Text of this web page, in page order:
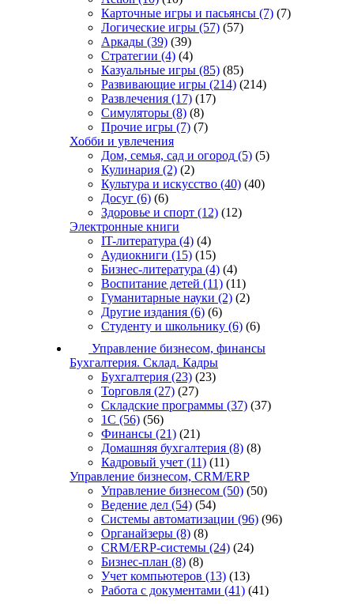
Карточные игры и пасьянсы (7) (7)
Логические игры (57) (57)
Аркады (39) (39)
Стратегии (4) (4)
Казуальные игры (85) (85)
Развивающие игры (214) (214)
Развлечения (17) (17)
Симуляторы (8) (8)
Прочие игры (7) (7)
Хобби и увлечения
Дом, семья, сад и огород (5) (5)
Кулинария (2) (2)
Культура и искусство (40) (40)
Досуг (6) (6)
Здоровье и спорт (12) (12)
Электронные книги
IT-литература (4) (4)
Аудиокниги (15) (15)
Бизнес-литература (4) (4)
Воспитание детей (11) (11)
Гуманитарные науки (2) (2)
Другие издания (6) (6)
Студенту и школьнику (6) (6)
Управление бизнесом, финансы
Бухгалтерия. Склад. Кадры
Бухгалтерия (23) (23)
Торговля (27) (27)
Складские программы (37) (37)
1С (56) (56)
Финансы (21) (21)
Домашняя бухгалтерия (8) (8)
Кадровый учет (11) (11)
Управление бизнесом, CRM/ERP
Управление бизнесом (50) (50)
Ведение дел (54) (54)
Системы автоматизации (96) (96)
Органайзеры (8) (8)
CRM/ERP-системы (24) (24)
Бизнес-план (8) (8)
Учет компьютеров (13) (13)
Работа с документами (41) (41)